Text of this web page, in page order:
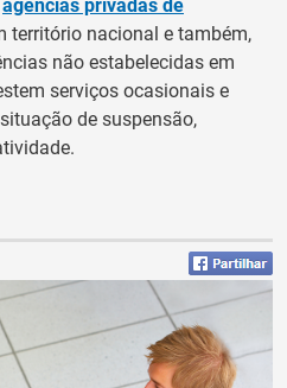
agências privadas de
território nacional e também,
não estabelecidas em
serviços ocasionais e
de suspensão,